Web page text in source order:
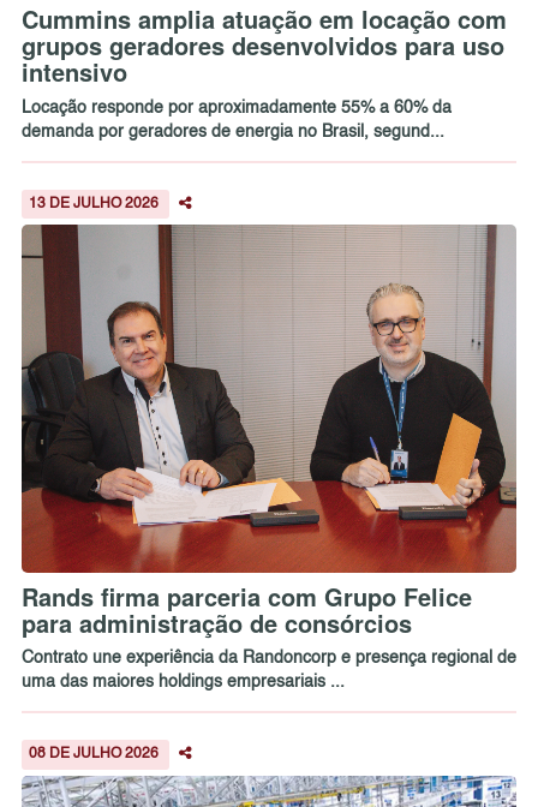
Cummins amplia atuação em locação com
grupos geradores desenvolvidos para uso
intensivo
Locação responde por aproximadamente 55% a 60% da
demanda por geradores de energia no Brasil, segund...
13 DE JULHO 2026
Rands firma parceria com Grupo Felice
para administração de consórcios
Contrato une experiência da Randoncorp e presença regional de
uma das maiores holdings empresariais ...
08 DE JULHO 2026